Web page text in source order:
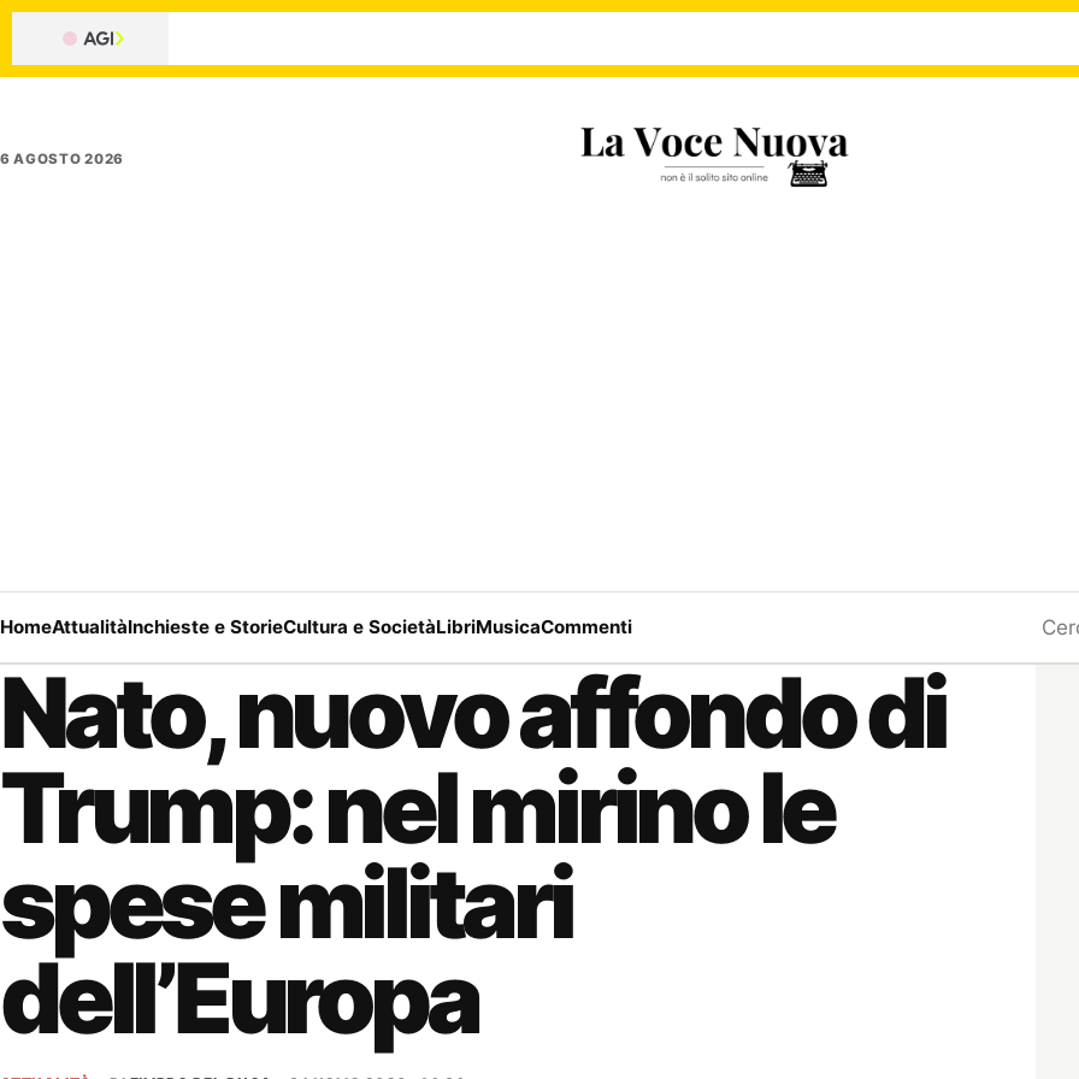
6 AGOSTO 2026
HomeAttualitàInchieste e StorieCultura e SocietàLibriMusicaCommenti
Nato, nuovo affondo di
Trump: nel mirino le
spese militari
dell’Europa